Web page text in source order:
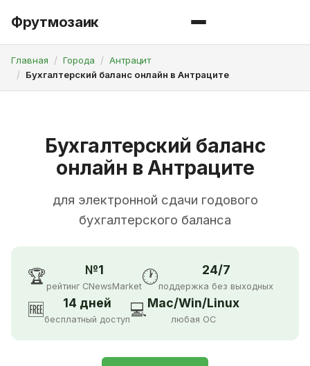
Фрутмозаик
Главная Города
Антрацит
Бухгалтерский баланс онлайн в Антраците
Бухгалтерский баланс
онлайн в Антраците
для электронной сдачи годового
бухгалтерского баланса
🏆 №1
рейтинг CNewsMarket🕐 24/7
поддержка без выходных
🆓 14 дней
бесплатный доступ💻Mac/Win/Linux
любая ОС